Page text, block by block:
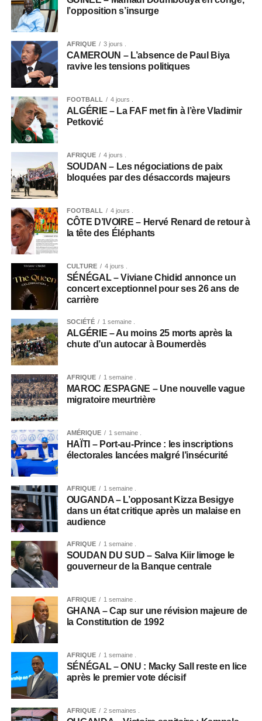
l’opposition s’insurge
AFRIQUE 3 jours .
CAMEROUN – L’absence de Paul Biya
ravive les tensions politiques
FOOTBALL 4 jours .
ALGÉRIE – La FAF met fin à l’ère Vladimir
Petković
AFRIQUE 4 jours .
SOUDAN – Les négociations de paix
bloquées par des désaccords majeurs
FOOTBALL 4 jours .
CÔTE D’IVOIRE – Hervé Renard de retour à
la tête des Éléphants
CULTURE 4 jours .
SÉNÉGAL – Viviane Chidid annonce un
concert exceptionnel pour ses 26 ans de
carrière
SOCIÉTÉ 1 semaine .
ALGÉRIE – Au moins 25 morts après la
chute d’un autocar à Boumerdès
AFRIQUE 1 semaine .
MAROC /ESPAGNE – Une nouvelle vague
migratoire meurtrière
AMÉRIQUE 1 semaine .
HAÏTI – Port-au-Prince : les inscriptions
électorales lancées malgré l’insécurité
AFRIQUE 1 semaine .
OUGANDA – L’opposant Kizza Besigye
dans un état critique après un malaise en
audience
AFRIQUE 1 semaine .
SOUDAN DU SUD – Salva Kiir limoge le
gouverneur de la Banque centrale
AFRIQUE 1 semaine .
GHANA – Cap sur une révision majeure de
la Constitution de 1992
AFRIQUE 1 semaine .
SÉNÉGAL – ONU : Macky Sall reste en lice
après le premier vote décisif
AFRIQUE 2 semaines .